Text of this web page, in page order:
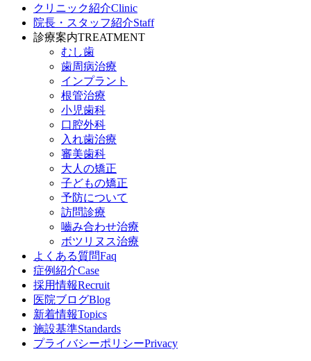
クリニック紹介Clinic
院長・スタッフ紹介Staff
診療案内TREATMENT
むし歯
歯周病治療
インプラント
根管治療
小児歯科
口腔外科
入れ歯治療
審美歯科
大人の矯正
子どもの矯正
予防について
訪問診療
嚙み合わせ治療
ボツリヌス治療
よくある質問Faq
症例紹介Case
採用情報Recruit
医院ブログBlog
新着情報Topics
施設基準Standards
プライバシーポリシーPrivacy